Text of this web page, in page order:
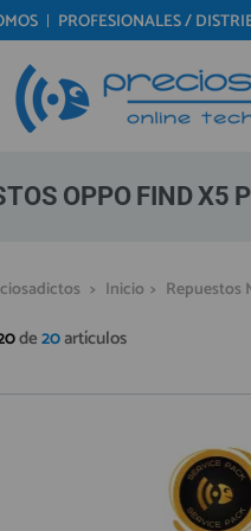
MÓVILES
TABLET
VIDEOCONSOLAS
OTROS DISPOSITIVOS
REACONDICIONADOS
otra vez
CLIENTE
¿Olvidó su
PROFESIONALES /
OPPO FIND X5
> Inicio > Repuestos
de20artículos